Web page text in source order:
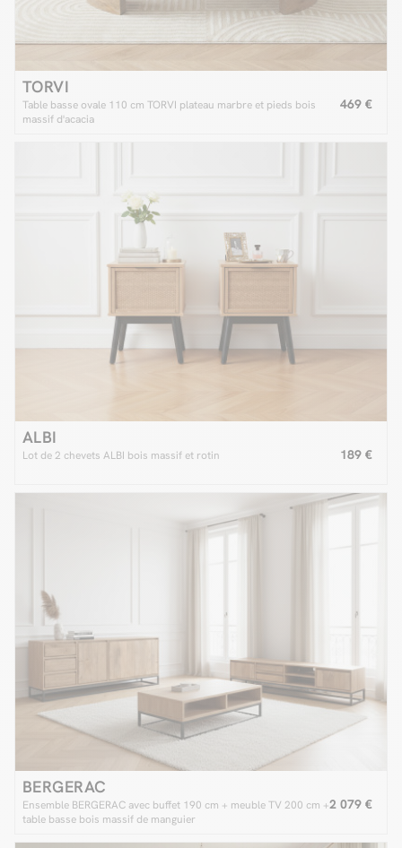
TORVI
Table basse ovale 110 cm TORVI plateau marbre et pieds bois
massif d'acacia
469 €
ALBI
Lot de 2 chevets ALBI bois massif et rotin 189 €
BERGERAC
Ensemble BERGERAC avec buffet 190 cm + meuble TV 200 cm +
table basse bois massif de manguier
2 079 €